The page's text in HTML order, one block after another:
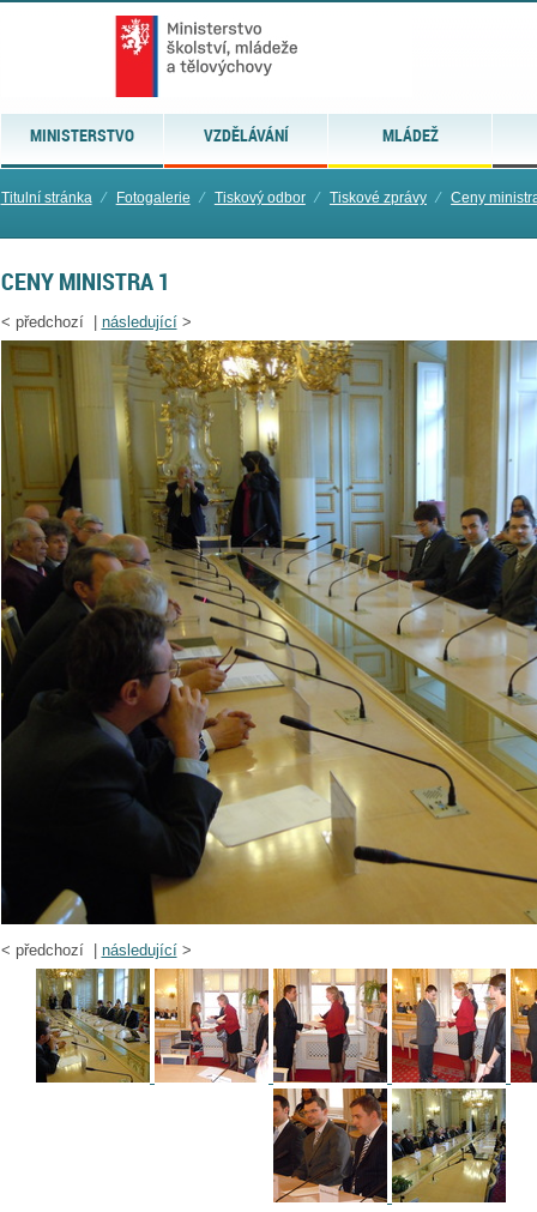
MINISTERSTVO VZDĚLÁVÁNÍ MLÁDEŽ
Titulní stránka ⁄ Fotogalerie ⁄ Tiskový odbor ⁄ Tiskové zprávy ⁄ Ceny
CENY MINISTRA 1
< předchozí | následující>
< předchozí | následující>